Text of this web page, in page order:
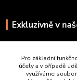
Exkluzivně v
Pro základní
účely a v případě
využíváme